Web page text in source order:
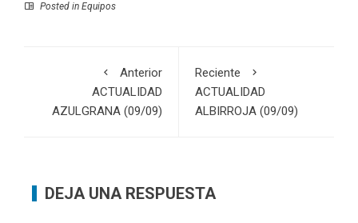
Posted in Equipos
Anterior
ACTUALIDAD
AZULGRANA (09/09)
Reciente
ACTUALIDAD
ALBIRROJA (09/09)
DEJA UNA RESPUESTA